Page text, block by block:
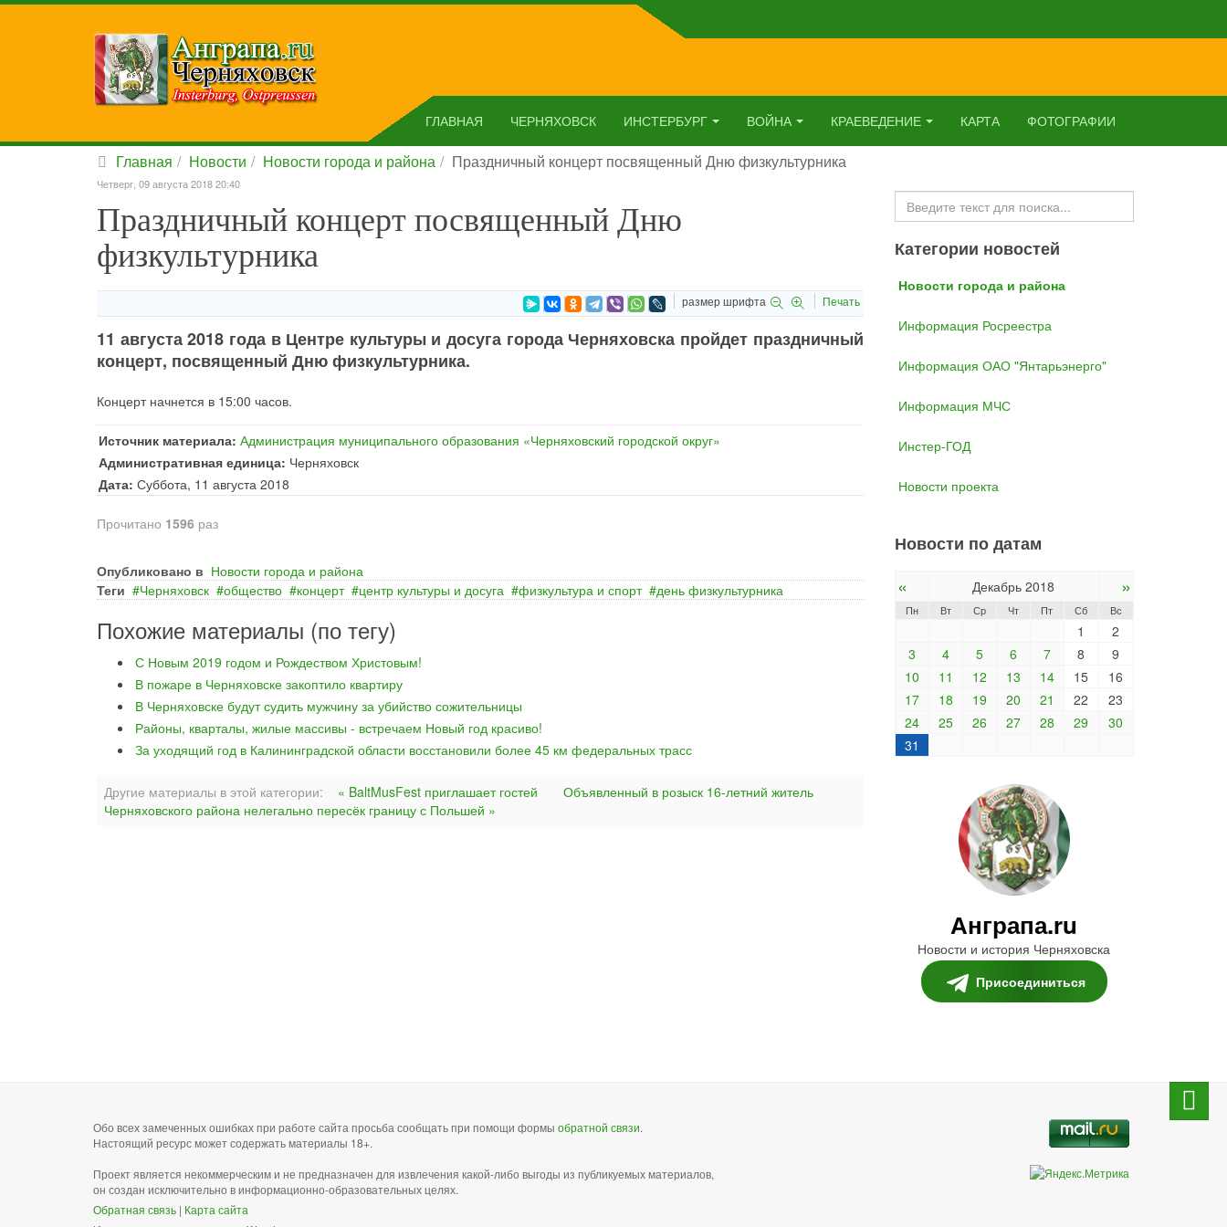
ГЛАВНАЯ ЧЕРНЯХОВСК ИНСТЕРБУРГ ВОЙНА КРАЕВЕДЕНИЕ КАРТА ФОТОГРАФИИ
Главная Новости Новости города и района Праздничный концерт посвященный Дню физкультурника
Четверг, 09 августа 2018 20:40
Праздничный концерт посвященный Дню
физкультурника
размер шрифта Печать
11 августа 2018 года в Центре культуры и досуга города Черняховска пройдет праздничный
концерт, посвященный Дню физкультурника.
Концерт начнется в 15:00 часов.
Источник материала: Администрация муниципального образования «Черняховский городской округ»
Административная единица: Черняховск
Дата: Суббота, 11 августа 2018
Прочитано 1596 раз
Опубликовано в Новости города и района
Теги
Черняховск общество концерт центр культуры и досуга физкультура и спорт день физкультурника
Похожие материалы (по тегу)
С Новым 2019 годом и Рождеством Христовым!
В пожаре в Черняховске закоптило квартиру
В Черняховске будут судить мужчину за убийство сожительницы
Районы, кварталы, жилые массивы - встречаем Новый год красиво!
За уходящий год в Калининградской области восстановили более 45 км федеральных трасс
Другие материалы в этой категории: « BaltMusFest приглашает гостей
Объявленный в розыск 16-летний житель
Черняховского района нелегально пересёк границу с Польшей »
Искать...
Категории новостей
Новости города и района
Информация Росреестра
Информация ОАО "Янтарьэнерго"
Информация МЧС
Инстер-ГОД
Новости проекта
Новости по датам
« Декабрь 2018 »
Пн Вт Ср Чт Пт Сб Вс
1
2
3
4 5 6 7 8
9
10
11 12 13 14 15
16
17
18 19 20 21 22
23
24
25 26 27 28 29
30
31
Анграпа.ru
Новости и история Черняховска
Присоединиться
Обо всех замеченных ошибках при работе сайта просьба сообщать при помощи формы обратной связи.
Настоящий ресурс может содержать материалы 18+.
Проект является некоммерческим и не предназначен для извлечения какой-либо выгоды из публикуемых материалов,
он создан исключительно в информационно-образовательных целях.
Обратная связь | Карта сайта